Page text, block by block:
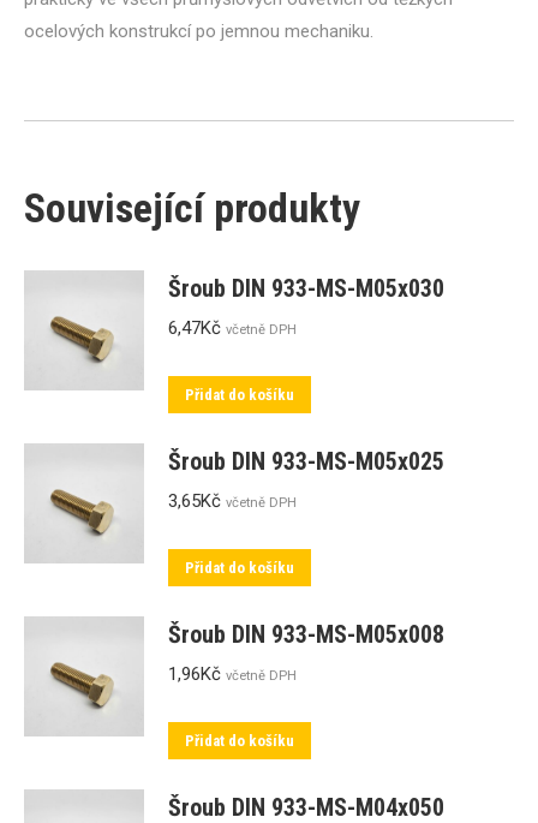
ocelových konstrukcí po jemnou mechaniku.
Související produkty
Šroub DIN 933-MS-M05x030
6,47Kč včetně DPH
Přidat do košíku
Šroub DIN 933-MS-M05x025
3,65Kč včetně DPH
Přidat do košíku
Šroub DIN 933-MS-M05x008
1,96Kč včetně DPH
Přidat do košíku
Šroub DIN 933-MS-M04x050